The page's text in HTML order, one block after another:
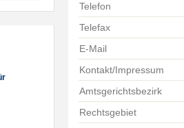
Telefon
Telefax
E-Mail
Kontakt/Impressum
Amtsgerichtsbezirk
Rechtsgebiet